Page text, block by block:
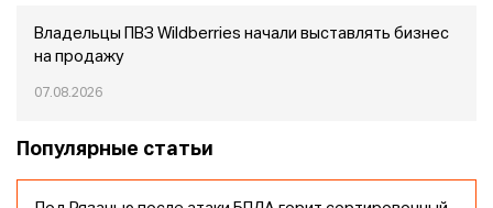
Владельцы ПВЗ Wildberries начали выставлять бизнес
на продажу
07.08.2026
Популярные статьи